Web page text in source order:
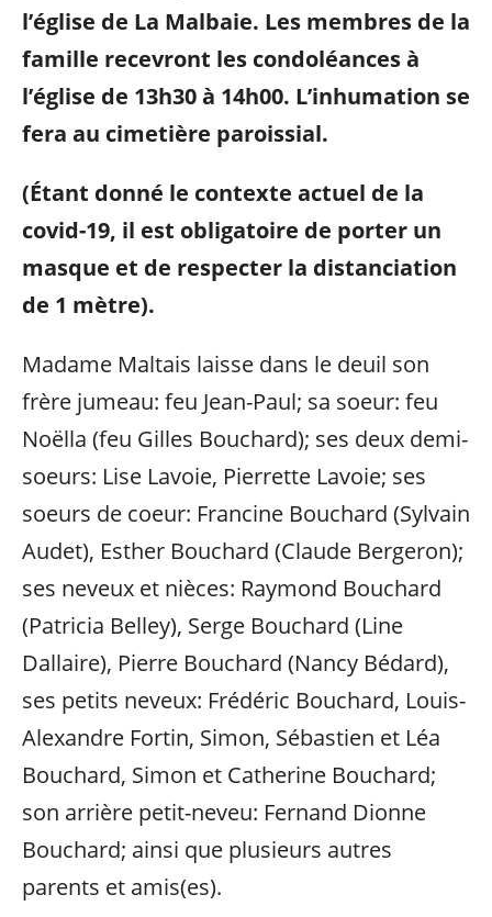
l’église de La Malbaie. Les membres de la
famille recevront les condoléances à
l’église de 13h30 à 14h00. L’inhumation se
fera au cimetière paroissial.
(Étant donné le contexte actuel de la
covid-19, il est obligatoire de porter un
masque et de respecter la distanciation
de 1 mètre).
Madame Maltais laisse dans le deuil son
frère jumeau: feu Jean-Paul; sa soeur: feu
Noëlla (feu Gilles Bouchard); ses deux demi-
soeurs: Lise Lavoie, Pierrette Lavoie; ses
soeurs de coeur: Francine Bouchard (Sylvain
Audet), Esther Bouchard (Claude Bergeron);
ses neveux et nièces: Raymond Bouchard
(Patricia Belley), Serge Bouchard (Line
Dallaire), Pierre Bouchard (Nancy Bédard),
ses petits neveux: Frédéric Bouchard, Louis-
Alexandre Fortin, Simon, Sébastien et Léa
Bouchard, Simon et Catherine Bouchard;
son arrière petit-neveu: Fernand Dionne
Bouchard; ainsi que plusieurs autres
parents et amis(es).